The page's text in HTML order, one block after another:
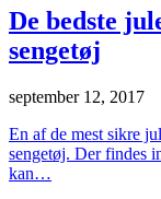
De bedste
sengetøj
september 12, 2017
En af de mest sikre
sengetøj. Der findes
kan…